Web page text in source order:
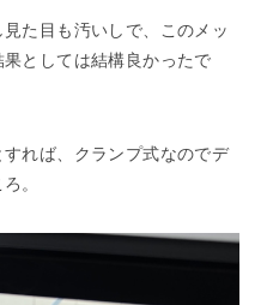
た目も汚いしで、このメッ
としては結構良かったで
れば、クランプ式なのでデ
。